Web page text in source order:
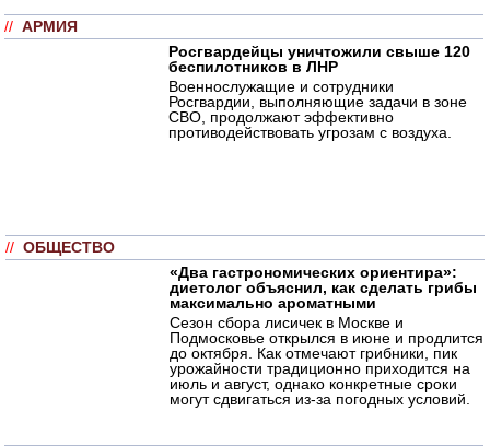
// АРМИЯ
Росгвардейцы уничтожили свыше 120
беспилотников в ЛНР
Военнослужащие и сотрудники
Росгвардии, выполняющие задачи в зоне
СВО, продолжают эффективно
противодействовать угрозам с воздуха.
// ОБЩЕСТВО
«Два гастрономических ориентира»:
диетолог объяснил, как сделать грибы
максимально ароматными
Сезон сбора лисичек в Москве и
Подмосковье открылся в июне и продлится
до октября. Как отмечают грибники, пик
урожайности традиционно приходится на
июль и август, однако конкретные сроки
могут сдвигаться из-за погодных условий.